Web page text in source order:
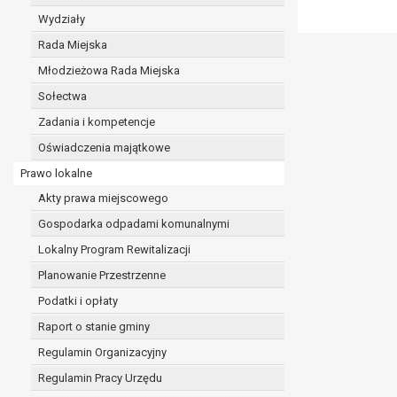
Wydziały
Rada Miejska
Młodzieżowa Rada Miejska
Sołectwa
Zadania i kompetencje
Oświadczenia majątkowe
Prawo lokalne
Akty prawa miejscowego
Gospodarka odpadami komunalnymi
Lokalny Program Rewitalizacji
Planowanie Przestrzenne
Podatki i opłaty
Raport o stanie gminy
Regulamin Organizacyjny
Regulamin Pracy Urzędu
realizacji zadań wynikających z przepisów
zawarcia i realizacji umów;
ochrony żywotnych interesów osoby, której
w pozostałych przypadkach dane osobowe
W związku z przetwarzaniem danych w celu
osobowych. Odbiorcami mogą być:
podmioty upoważnione do odbioru danych
Pani/Pana dane osobowe będą przetwarzane przez
przepisy prawa powszechnie obowiązującego.
W przypadku, gdy dane osobowe przetwarzane są na
W przypadku, gdy dane osobowe przetwarzane są w
czasie w zakresie wymaganym przez przepisy prawa
rozliczeniu umowy, do czasu wycofania tej zgody.
Ponadto w przypadku umów o dofinansowanie dane
beneficjentem a określoną instytucją, trwałości
W związku z przetwarzaniem przez administratora
prawo dostępu do treści danych oraz